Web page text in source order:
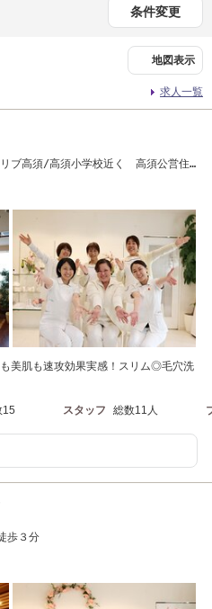
条件変更
地図表示
求人一覧
ブ高須/高須小学校近く 高須公営住
美肌も速攻効果実感！スリム◎毛穴洗
15 スタッフ 総数11人
歩３分